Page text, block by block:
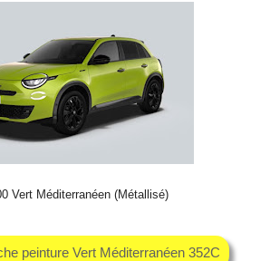
Vert Méditerranéen (Métallisé)
peinture Vert Méditerranéen 352C